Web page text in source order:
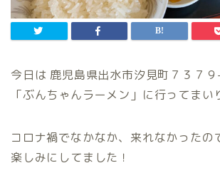
今日は 鹿児島県出水市汐見町７３７
「ぶんちゃんラーメン」に行ってまい
コロナ禍でなかなか、来れなかったの
楽しみにしてました！